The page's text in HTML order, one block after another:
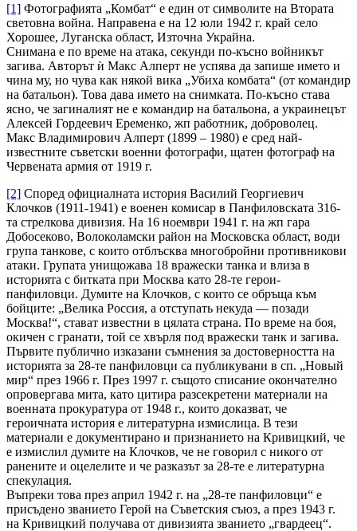
[1] Фотографията „Комбат“ е един от символите на Втората
световна война. Направена е на 12 юли 1942 г. край село
Хорошее, Луганска област, Източна Украйна.
Снимана е по време на атака, секунди по-късно войникът
загива. Авторът ѝ Макс Алперт не успява да запише името и
чина му, но чува как някой вика „Убиха комбата“ (от командир
на батальон). Това дава името на снимката. По-късно става
ясно, че загиналият не е командир на батальона, а украинецът
Алексей Гордеевич Еременко, жп работник, доброволец.
Макс Владимирович Алперт (1899 – 1980) е сред най-
известните съветски военни фотографи, щатен фотограф на
Червената армия от 1919 г.
[2] Според официалната история Василий Георгиевич
Клочков (1911-1941) е военен комисар в Панфиловската 316-
та стрелкова дивизия. На 16 ноември 1941 г. на жп гара
Добосеково, Волоколамски район на Московска област, води
група танкове, с които отблъсква многобройни противникови
атаки. Групата унищожава 18 вражески танка и влиза в
историята с битката при Москва като 28-те герои-
панфиловци. Думите на Клочков, с които се обръща към
бойците: „Велика Россия, а отступать некуда — позади
Москва!“, стават известни в цялата страна. По време на боя,
окичен с гранати, той се хвърля под вражески танк и загива.
Първите публично изказани съмнения за достоверността на
историята за 28-те панфиловци са публикувани в сп. „Новый
мир“ през 1966 г. През 1997 г. същото списание окончателно
опровергава мита, като цитира разсекретени материали на
военната прокуратура от 1948 г., които доказват, че
героичната история е литературна измислица. В тези
материали е документирано и признанието на Кривицкий, че
е измислил думите на Клочков, че не говорил с никого от
ранените и оцелелите и че разказът за 28-те е литературна
спекулация.
Въпреки това през април 1942 г. на „28-те панфиловци“ е
присъдено званието Герой на Съветския съюз, а през 1943 г.
на Кривицкий получава от дивизията званието „гвардеец“.